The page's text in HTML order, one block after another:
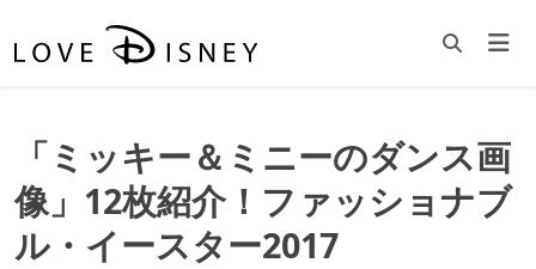
「ミッキー＆ミニーのダンス画
像」12枚紹介！ファッショナブ
ル・イースター2017